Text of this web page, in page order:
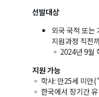
선발대상
외국 국적 또는
지원과정 직전
◦ 2024년 9월
지원 가능
◦ 학사: 만25세 미만
◦ 한국에서 장기간